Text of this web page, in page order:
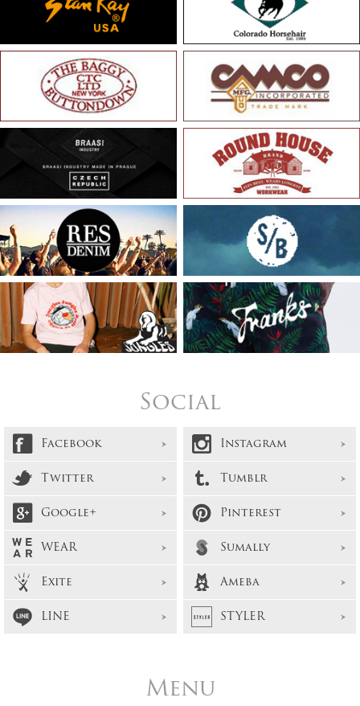
Social
Facebook
Instagram
Twitter
Tumblr
Google+
Pinterest
WEAR
Sumally
Exite
Ameba
LINE
STYLER
Menu